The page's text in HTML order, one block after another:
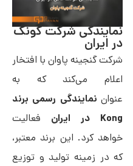
نمایندگی شرکت کونگ
در ایران
شرکت گنجینه پاوان با افتخار
اعلام می‌کند که به
عنوان نمایندگی رسمی برند
Kong در ایران
فعالیت
خواهد کرد. این برند معتبر،
که در زمینه تولید و توزیع